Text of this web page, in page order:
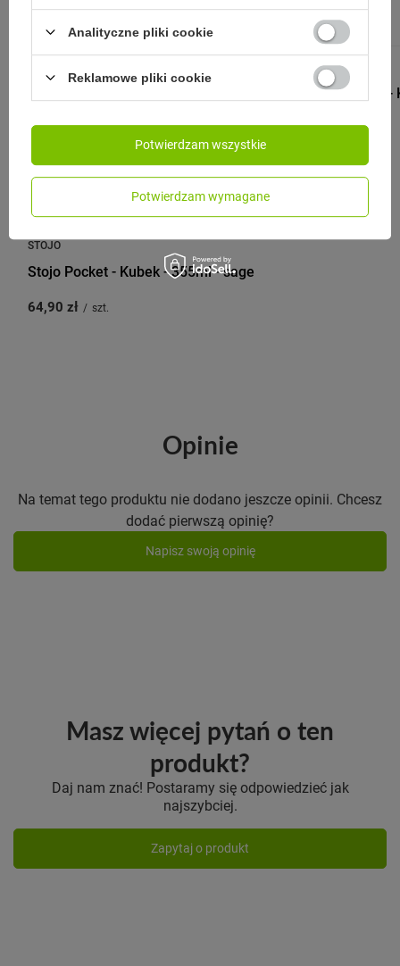
STOJO
Stojo Pocket - Kubek - 355ml - sage
64,90 zł / szt.
STOJO
Stojo Pocket
Opinie
Na temat tego produktu nie dodano jeszcze opinii. Chcesz
dodać pierwszą opinię?
Napisz swoją opinię
Masz więcej pytań o ten
produkt?
Daj nam znać! Postaramy się odpowiedzieć jak
najszybciej.
Zapytaj o produkt
Analityczne pliki cookie
Reklamowe pliki cookie
Potwierdzam wymagane
Potwierdzam wszystkie